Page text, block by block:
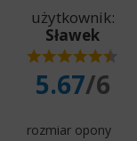
użytkownik:
Sławek
5.67/6
rozmiar opony